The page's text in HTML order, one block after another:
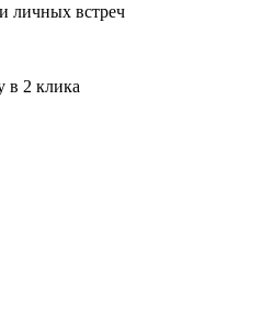
личных встреч
в 2 клика